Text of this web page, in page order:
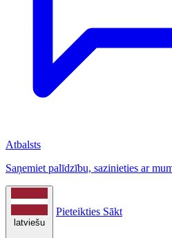
Atbalsts
Saņemiet palīdzību, sazinieties ar
latviešu
Pieteikties Sākt